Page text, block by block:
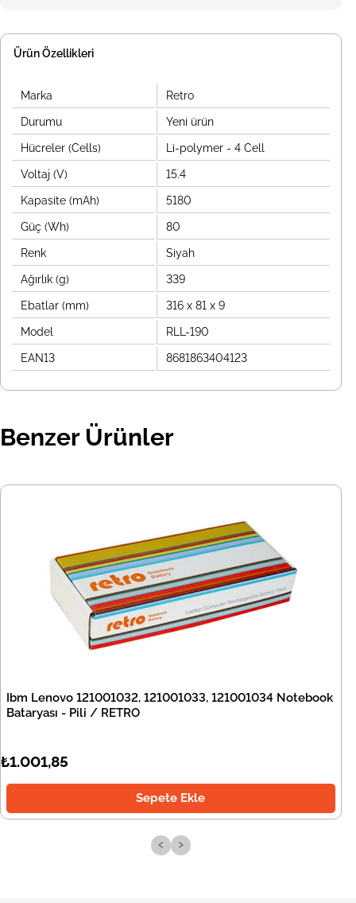
Ürün Özellikleri
Marka Retro
Durumu Yeni ürün
Hücreler (Cells) Li-polymer - 4 Cell
Voltaj (V) 15.4
Kapasite (mAh) 5180
Güç (Wh) 80
Renk Siyah
Ağırlık (g) 339
Ebatlar (mm) 316 x 81 x 9
Model RLL-190
EAN13 8681863404123
Benzer Ürünler
Ibm Lenovo 121001032, 121001033, 121001034 Notebook
Bataryası - Pili / RETRO
₺1.001,85
Sepete Ekle
‹ ›